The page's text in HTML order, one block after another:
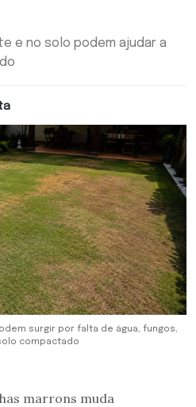
e no solo podem ajudar a
surgir por falta de água, fungos,
compactado
marrons muda